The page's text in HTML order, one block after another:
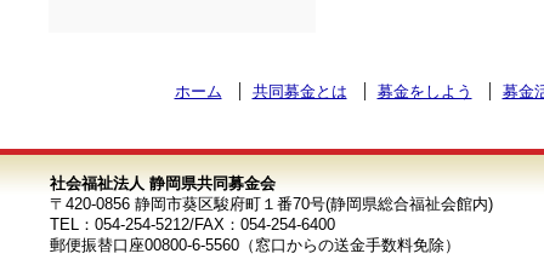
ホーム 共同募金とは 募金をしよう 募金
社会福祉法人 静岡県共同募金会
〒420-0856 静岡市葵区駿府町１番70号(静岡県総合福祉会館内)
TEL：054-254-5212/FAX：054-254-6400
郵便振替口座00800-6-5560（窓口からの送金手数料免除）